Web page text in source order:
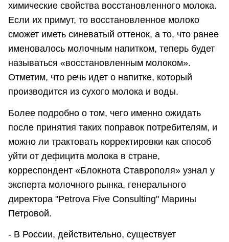
химические свойства восстановленного молока.
Если их примут, то восстановленное молоко
сможет иметь синеватый оттенок, а то, что ранее
именовалось молочным напитком, теперь будет
называться «восстановленным молоком».
Отметим, что речь идет о напитке, который
производится из сухого молока и воды.
Более подробно о том, чего именно ожидать
после принятия таких поправок потребителям, и
можно ли трактовать корректировки как способ
уйти от дефицита молока в стране,
корреспондент «Блокнота Ставрополя» узнал у
эксперта молочного рынка, генерального
директора "Petrova Five Consulting" Марины
Петровой.
- В России, действительно, существует